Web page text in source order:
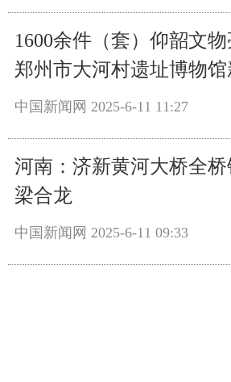
1600余件（套）仰韶文物
郑州市大河村遗址博物馆
中国新闻网 2025-6-11 11:27
河南：济新黄河大桥全桥
梁合龙
中国新闻网 2025-6-11 09:33